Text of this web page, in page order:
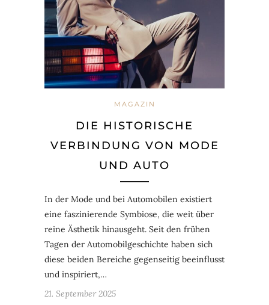
MAGAZIN
DIE HISTORISCHE
VERBINDUNG VON MODE
UND AUTO
In der Mode und bei Automobilen existiert
eine faszinierende Symbiose, die weit über
reine Ästhetik hinausgeht. Seit den frühen
Tagen der Automobilgeschichte haben sich
diese beiden Bereiche gegenseitig beeinflusst
und inspiriert,…
21. September 2025